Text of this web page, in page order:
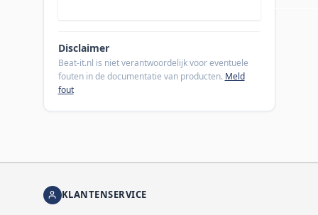
Disclaimer
Beat-it.nl is niet verantwoordelijk voor eventuele
fouten in de documentatie van producten. Meld
fout
KLANTENSERVICE